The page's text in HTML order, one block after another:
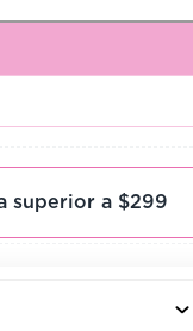
superior a $299